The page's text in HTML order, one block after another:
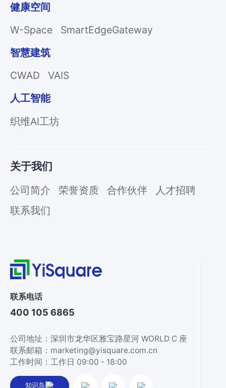
联系电话
400 105 6865
公司地址：深圳市龙华区雅宝路星河 WORLD C 座
联系邮箱：marketing@yisquare.com.cn
工作时间：工作日 09:00 - 18:00
知识岛
健康空间
W-Space
SmartEdgeGateway
智慧建筑
CWAD
VAIS
人工智能
织维AI工坊
关于我们
公司简介 荣誉资质 合作伙伴
人才招聘
联系我们